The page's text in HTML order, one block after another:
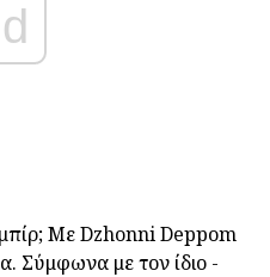
Με Dzhonni Deppom
Σύμφωνα με τον ίδιο -